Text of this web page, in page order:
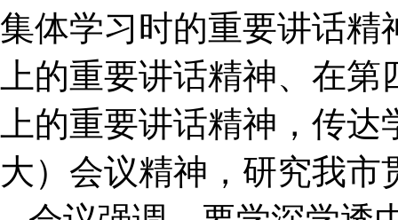
集体学习时的重要讲话精
上的重要讲话精神、在
上的重要讲话精神，传
大）会议精神，研究我市